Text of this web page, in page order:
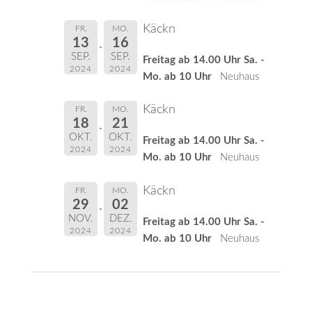
FR.
13
SEP.
2024
MO.
16
SEP.
2024
Käckn
Freitag ab 14.00 Uhr Sa. -
Mo. ab 10 Uhr
Neuhaus
FR.
18
OKT.
2024
MO.
21
OKT.
2024
Käckn
Freitag ab 14.00 Uhr Sa. -
Mo. ab 10 Uhr
Neuhaus
FR.
29
NOV.
2024
MO.
02
DEZ.
2024
Käckn
Freitag ab 14.00 Uhr Sa. -
Mo. ab 10 Uhr
Neuhaus